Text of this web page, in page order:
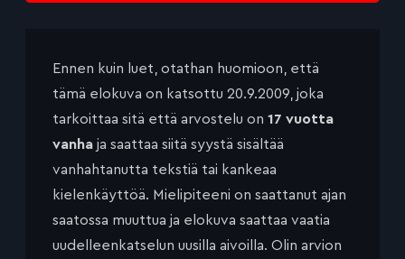
Ennen kuin luet, otathan huomioon, että
tämä elokuva on katsottu 20.9.2009, joka
tarkoittaa sitä että arvostelu on 17 vuotta
vanha ja saattaa siitä syystä sisältää
vanhahtanutta tekstiä tai kankeaa
kielenkäyttöä. Mielipiteeni on saattanut ajan
saatossa muuttua ja elokuva saattaa vaatia
uudelleenkatselun uusilla aivoilla. Olin arvion